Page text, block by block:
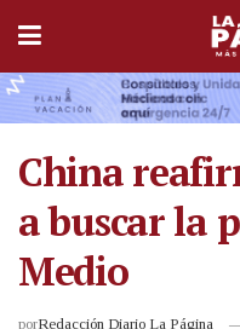
China
a buscar la
Medio
porRedacción Diario La Página